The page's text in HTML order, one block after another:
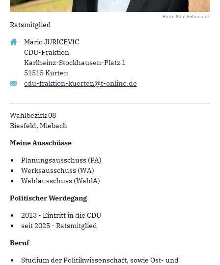
Foto: Paul Schneider
Ratsmitglied
Mario JURICEVIC
CDU-Fraktion
Karlheinz-Stockhausen-Platz 1
51515 Kürten
cdu-fraktion-kuerten@t-online.de
Wahlbezirk 08
Biesfeld, Miebach
Meine Ausschüsse
Planungsausschuss (PA)
Werksausschuss (WA)
Wahlausschuss (WahlA)
Politischer Werdegang
2013 - Eintritt in die CDU
seit 2025 - Ratsmitglied
Beruf
Studium der Politikwissenschaft, sowie Ost- und